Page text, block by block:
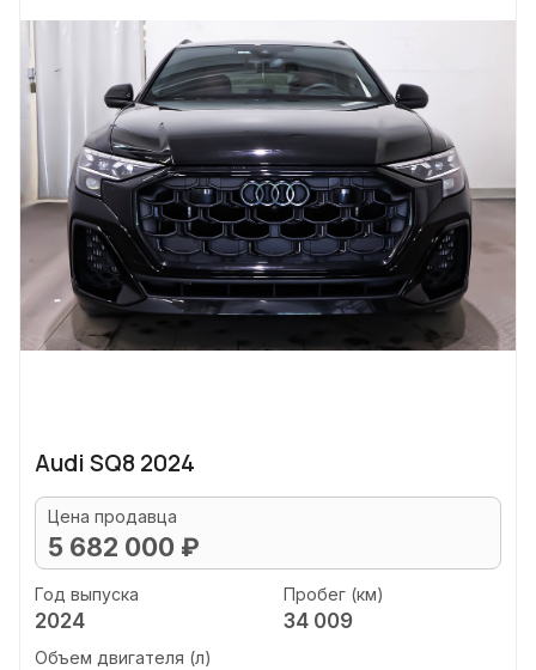
Audi SQ8 2024
Цена продавца
5 682 000 ₽
Год выпуска
2024
Пробег (км)
34 009
Объем двигателя (л)